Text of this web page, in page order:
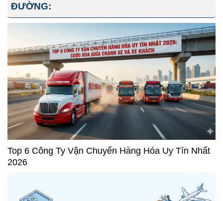
ĐƯỜNG:
Top 6 Công Ty Vận Chuyển Hàng Hóa Uy Tín Nhất
2026